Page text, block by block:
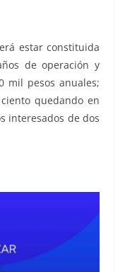
estar constituida
de operación y
mil pesos anuales;
quedando en
interesados de dos